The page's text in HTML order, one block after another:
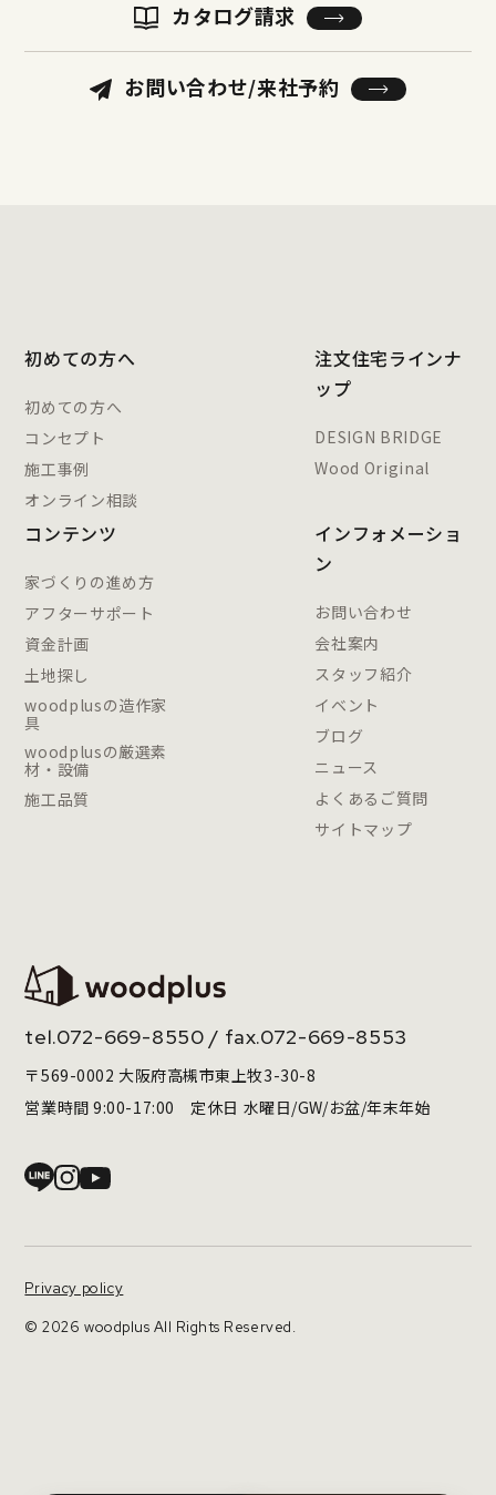
カタログ請求
お問い合わせ/来社予約
初めての方へ
初めての方へ
コンセプト
施工事例
オンライン相談
注文住宅ラインナ
ップ
DESIGN BRIDGE
Wood Original
コンテンツ
家づくりの進め方
アフターサポート
資金計画
土地探し
woodplusの造作家
具
woodplusの厳選素
材・設備
施工品質
インフォメーショ
ン
お問い合わせ
会社案内
スタッフ紹介
イベント
ブログ
ニュース
よくあるご質問
サイトマップ
tel.072-669-8550 / fax.072-669-8553
〒569-0002 大阪府高槻市東上牧3-30-8
営業時間 9:00-17:00 定休日 水曜日/GW/お盆/年末年始
Privacy policy
© 2026 woodplus All Rights Reserved.